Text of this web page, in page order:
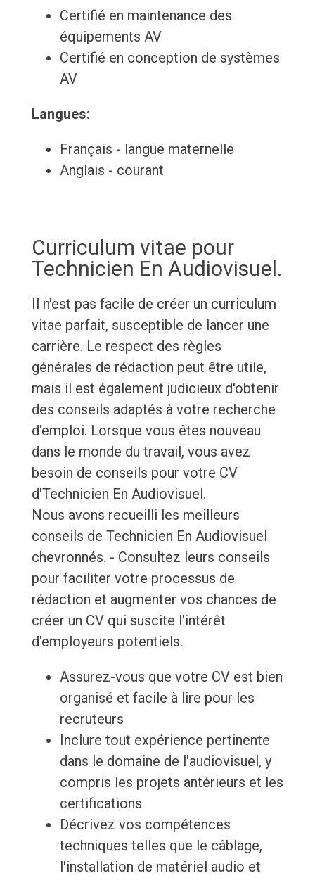
Certifié en maintenance des
équipements AV
Certifié en conception de systèmes
AV
Langues:
Français - langue maternelle
Anglais - courant
Curriculum vitae pour
Technicien En Audiovisuel.
Il n'est pas facile de créer un curriculum
vitae parfait, susceptible de lancer une
carrière. Le respect des règles
générales de rédaction peut être utile,
mais il est également judicieux d'obtenir
des conseils adaptés à votre recherche
d'emploi. Lorsque vous êtes nouveau
dans le monde du travail, vous avez
besoin de conseils pour votre CV
d'Technicien En Audiovisuel.
Nous avons recueilli les meilleurs
conseils de Technicien En Audiovisuel
chevronnés. - Consultez leurs conseils
pour faciliter votre processus de
rédaction et augmenter vos chances de
créer un CV qui suscite l'intérêt
d'employeurs potentiels.
Assurez-vous que votre CV est bien
organisé et facile à lire pour les
recruteurs
Inclure tout expérience pertinente
dans le domaine de l'audiovisuel, y
compris les projets antérieurs et les
certifications
Décrivez vos compétences
techniques telles que le câblage,
l'installation de matériel audio et